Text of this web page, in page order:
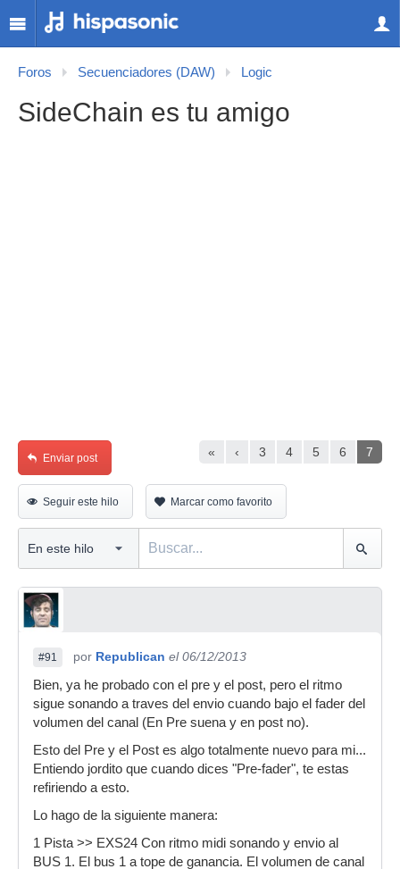
Foros Secuenciadores (DAW) Logic
SideChain es tu amigo
« ‹ 3 4 5 6 7
Enviar post
Seguir este hilo Marcar como favorito
#91 por Republican el 06/12/2013
Bien, ya he probado con el pre y el post, pero el ritmo
sigue sonando a traves del envio cuando bajo el fader del
volumen del canal (En Pre suena y en post no).
Esto del Pre y el Post es algo totalmente nuevo para mi...
Entiendo jordito que cuando dices "Pre-fader", te estas
refiriendo a esto.
Lo hago de la siguiente manera:
1 Pista >> EXS24 Con ritmo midi sonando y envio al
BUS 1. El bus 1 a tope de ganancia. El volumen de canal